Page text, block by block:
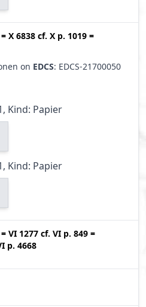
= X 6838 cf. X p. 1019 =
on EDCS: EDCS-21700050
Kind: Papier
Kind: Papier
= VI 1277 cf. VI p. 849 =
p. 4668